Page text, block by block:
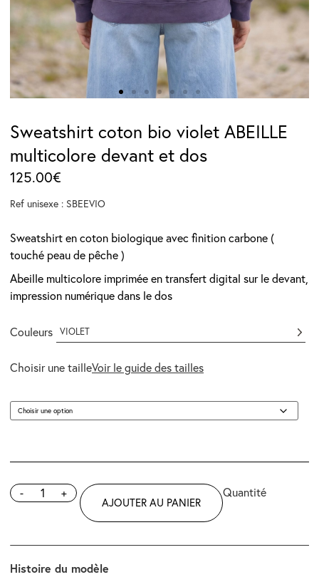
Histoire du modèle
Sweatshirt coton bio violet ABEILLE
multicolore devant et dos
125.00€
Ref unisexe : SBEEVIO
Sweatshirt en coton biologique avec finition carbone (
touché peau de pêche )
Abeille multicolore imprimée en transfert digital sur le devant,
impression numérique dans le dos
Couleurs VIOLET
Choisir une tailleVoir le guide des tailles
- +
AJOUTER AU PANIER